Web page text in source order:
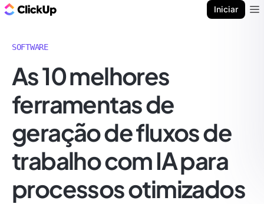
Iniciar
SOFTWARE
As 10 melhores
ferramentas de
geração de fluxos de
trabalho com IA para
processos otimizados